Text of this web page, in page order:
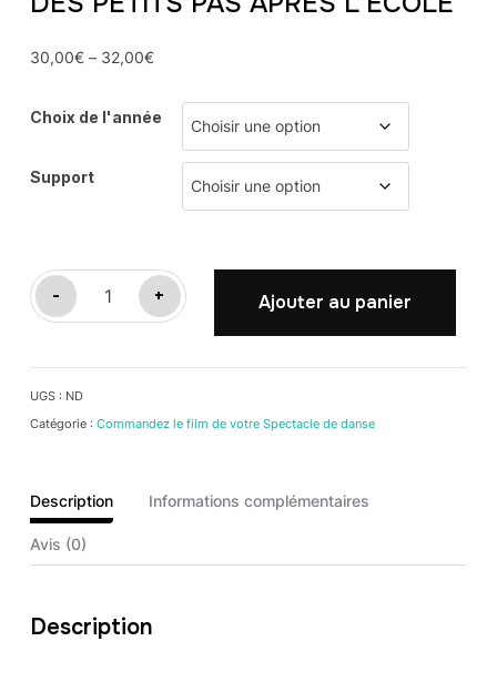
30,00€– 32,00€
Choix de l'année
Support
-
quantité
de
PETITS
PAS
APRES
+ Ajouter au panier
UGS : ND
Catégorie : Commandez le film de votre Spectacle de danse
Description Informations complémentaires
Avis (0)
Description